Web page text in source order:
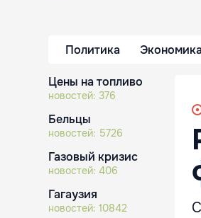
Политика Экономика
Цены на топливо
новостей: 376
Бельцы
новостей: 5726
Газовый кризис
новостей: 406
Гагаузия
новостей: 10842